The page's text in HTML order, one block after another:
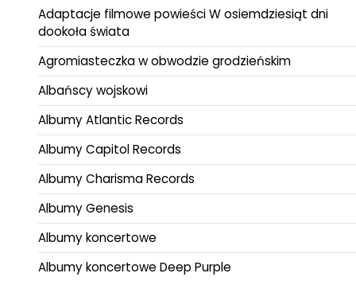
Adaptacje filmowe powieści W osiemdziesiąt dni
dookoła świata
Agromiasteczka w obwodzie grodzieńskim
Albańscy wojskowi
Albumy Atlantic Records
Albumy Capitol Records
Albumy Charisma Records
Albumy Genesis
Albumy koncertowe
Albumy koncertowe Deep Purple